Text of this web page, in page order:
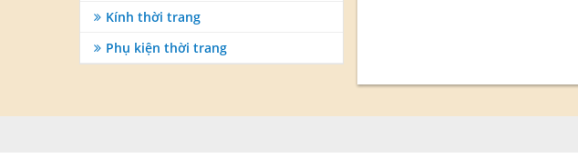
Kính thời trang
Phụ kiện thời trang